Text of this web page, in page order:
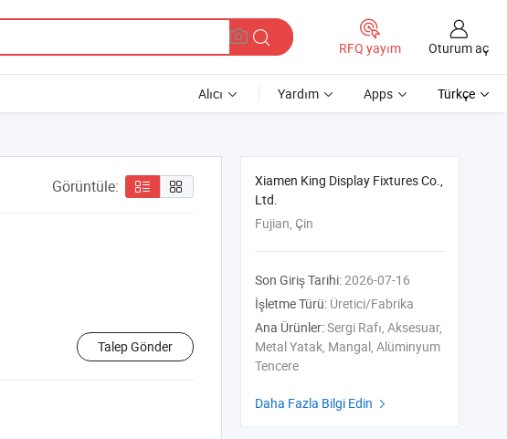
RFQ yayım Oturum aç
Alıcı Yardım Apps Türkçe
Görüntüle:
Talep Gönder
Xiamen King Display Fixtures Co.,
Ltd.
Fujian, Çin
Son Giriş Tarihi:2026-07-16
İşletme Türü: Üretici/Fabrika
Ana Ürünler:Sergi Rafı, Aksesuar,
Metal Yatak, Mangal, Alüminyum
Tencere
Daha Fazla Bilgi Edin 